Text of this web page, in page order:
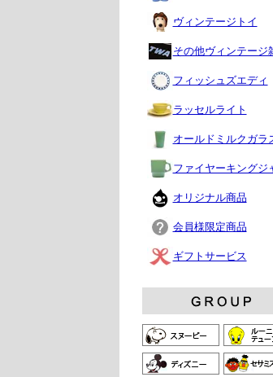
ヴィンテージトイ
その他ヴィンテージ
フィッシュズエディ
ラッセルライト
オールドミルクガラ
ファイヤーキングジ
オリジナル商品
会員様限定商品
ギフトサービス